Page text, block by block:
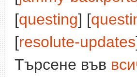
[questing] [
[resolute-updates
Търсене във